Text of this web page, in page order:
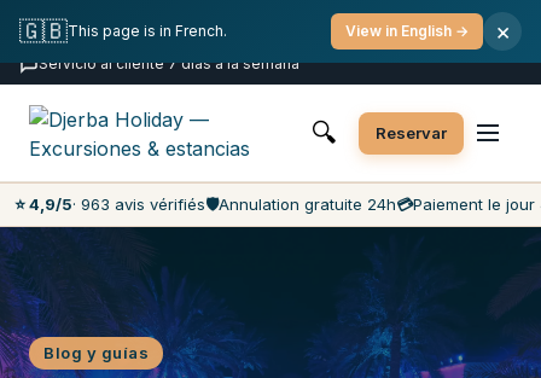
Cancelación gratuita
Pago el día de la actividad
Precios más bajos del mercado
Servicio al cliente 7 días a la semana
🔍 Reservar
⭐ 4,9/5· 963 avis vérifiés🛡️Annulation gratuite 24h💳Paiement le jour
Blog y guías
🇬🇧This page is in French. View in English → ×